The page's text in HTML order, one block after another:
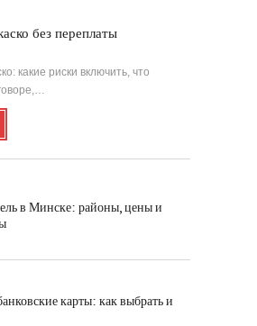
без переплаты
какие риски включить, что
в Минске: районы, цены и
карты: как выбрать и